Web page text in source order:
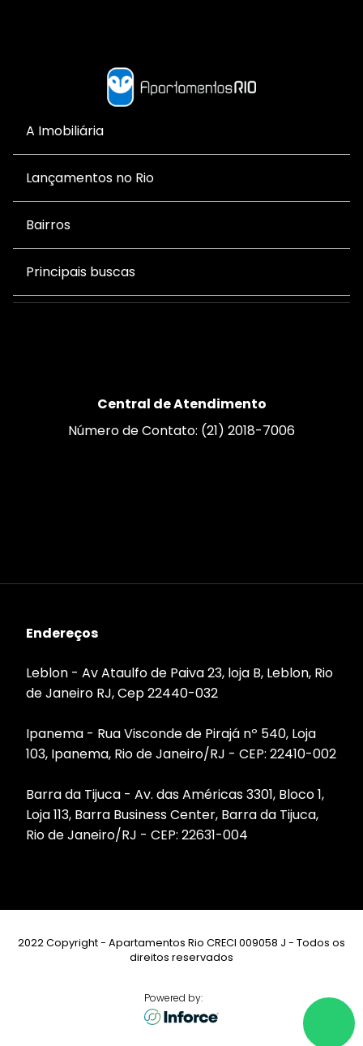
A Imobiliária
Lançamentos no Rio
Bairros
Principais buscas
Central de Atendimento
Número de Contato: (21) 2018-7006
Endereços
Leblon - Av Ataulfo de Paiva 23, loja B, Leblon, Rio
de Janeiro RJ, Cep 22440-032
Ipanema - Rua Visconde de Pirajá nº 540, Loja
103, Ipanema, Rio de Janeiro/RJ - CEP: 22410-002
Barra da Tijuca - Av. das Américas 3301, Bloco 1,
Loja 113, Barra Business Center, Barra da Tijuca,
Rio de Janeiro/RJ - CEP: 22631-004
2022 Copyright - Apartamentos Rio CRECI 009058 J - Todos os
direitos reservados
Powered by: